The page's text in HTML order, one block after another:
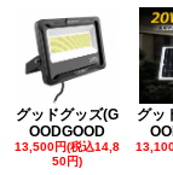
グッドグッズ(G
OODGOOD
13,500円(税込14,8
50円)
グッ